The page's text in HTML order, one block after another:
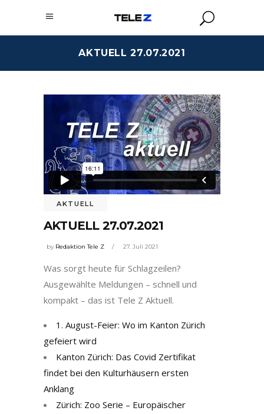
AKTUELL 27.07.2021
AKTUELL
AKTUELL 27.07.2021
by Redaktion Tele Z 27. Juli 2021
Was sorgt heute für Schlagzeilen?
Ausgewählte Meldungen – schnell und
kompakt – das ist Tele Z Aktuell.
1. August-Feier: Wo im Kanton Zürich
gefeiert wird
Kanton Zürich: Das Covid Zertifikat
findet bei den Kulturhäusern ersten
Anklang
Zürich: Zoo Serie – Europäischer